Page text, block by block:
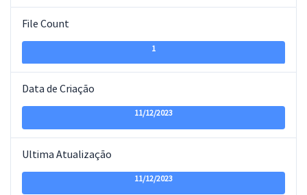
File Count
1
Data de Criação
11/12/2023
Ultima Atualização
11/12/2023